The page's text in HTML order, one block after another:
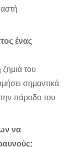
ένας
του
σημαντικά
πάροδο του
να